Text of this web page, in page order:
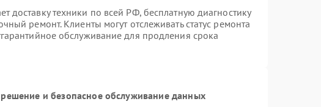
доставку техники по всей РФ, бесплатную диагностику
ремонт. Клиенты могут отслеживать статус ремонта
обслуживание для продления срока
и безопасное обслуживание данных